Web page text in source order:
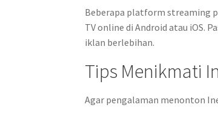
Beberapa platform streaming
TV online di Android atau iOS.
iklan berlebihan.
Tips Menikmati
Agar pengalaman menonton